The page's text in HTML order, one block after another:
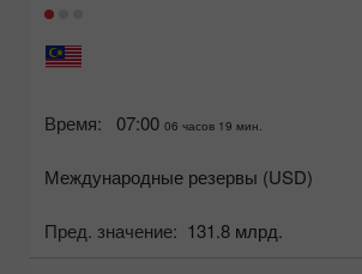
Время: 07:00 06 часов 19 мин.
Международные резервы (USD)
Пред. значение: 131.8 млрд.